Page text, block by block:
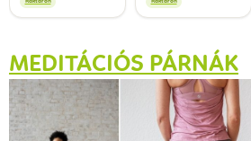
Raktáron Raktáron
MEDITÁCIÓS PÁRNÁK